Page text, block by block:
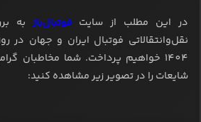
در این مطلب از سایت فوتبال‌باز به
1404 خواهیم پرداخت. شما مخاطبان
شایعات را در تصویر زیر مشاهده کنید: